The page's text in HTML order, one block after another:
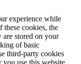
experience while
these cookies, the
are stored on your
of basic
third-party cookies